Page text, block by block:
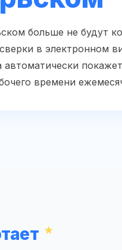
больше не будут
в электронном
автоматически
времени